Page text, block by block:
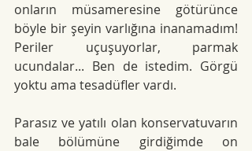
onların müsameresine götürünce
böyle bir şeyin varlığına inanamadım!
Periler uçuşuyorlar, parmak
ucundalar... Ben de istedim. Görgü
yoktu ama tesadüfler vardı.
Parasız ve yatılı olan konservatuvarın
bale bölümüne girdiğimde on